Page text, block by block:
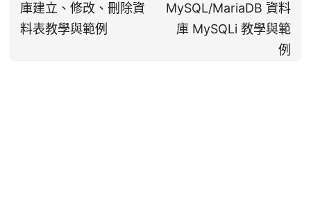
庫建立、修改、刪除資
料表教學與範例
MySQL/MariaDB 資料
庫 MySQLi 教學與範
例